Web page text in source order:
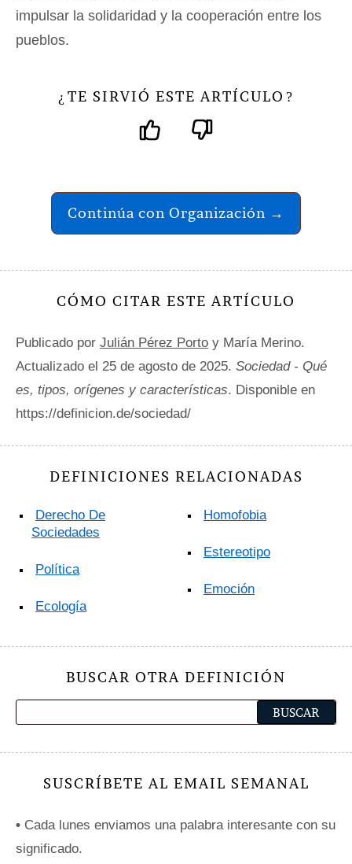
impulsar la solidaridad y la cooperación entre los
pueblos.
¿ TE SIRVIÓ ESTE ARTÍCULO ?
Continúa con Organización →
CÓMO CITAR ESTE ARTÍCULO
Publicado por Julián Pérez Porto y María Merino.
Actualizado el 25 de agosto de 2025. Sociedad - Qué
es, tipos, orígenes y características. Disponible en
https://definicion.de/sociedad/
DEFINICIONES RELACIONADAS
Derecho De
Sociedades
Política
Ecología
Homofobia
Estereotipo
Emoción
BUSCAR OTRA DEFINICIÓN
SUSCRÍBETE AL EMAIL SEMANAL
• Cada lunes enviamos una palabra interesante con su
significado.